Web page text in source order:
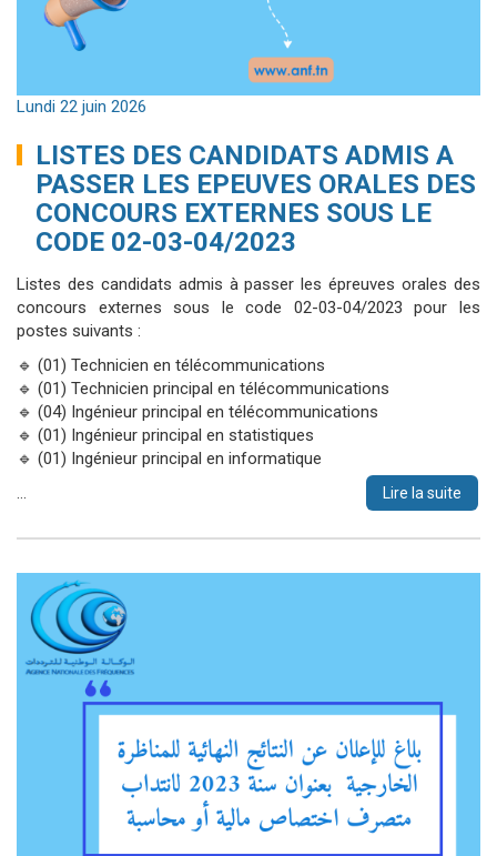
Lundi 22 juin 2026
LISTES DES CANDIDATS ADMIS A
PASSER LES EPEUVES ORALES DES
CONCOURS EXTERNES SOUS LE
CODE 02-03-04/2023
Listes des candidats admis à passer les épreuves orales des
concours externes sous le code 02-03-04/2023 pour les
postes suivants :
🔹 (01) Technicien en télécommunications
🔹 (01) Technicien principal en télécommunications
🔹 (04) Ingénieur principal en télécommunications
🔹 (01) Ingénieur principal en statistiques
🔹 (01) Ingénieur principal en informatique
Lire la suite